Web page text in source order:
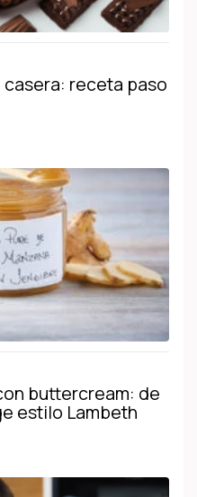
casera: receta paso
buttercream: de
estilo Lambeth